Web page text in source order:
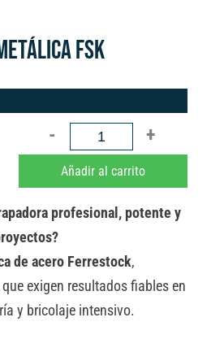
FSK
GRAPADORA
METÁLICA
cantidad
Añadir al carrito
profesional, potente y
de acero Ferrestock,
exigen resultados fiables en
y bricolaje intensivo.